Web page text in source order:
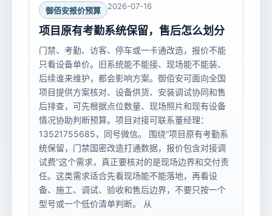
御佰安报价预算 2026-07-16
项目原有考勤系统保留，售后怎么划分
门禁、考勤、访客、停车或一卡通改造，报价不能
只看设备单价。旧系统能不能接、现场能不能装、
后续谁来维护，都会影响方案。御佰安可面向全国
项目提供方案核对、设备供货、安装调试协同和售
后排查，可先根据点位数量、现场照片和现有设备
情况协助判断预算。项目对接可联系董经理：
13521755685，同号微信。 围绕“项目原有考勤系
统保留，门禁国密改造打通数据，报价包含对接调
试费”这个需求，真正要核对的是现场边界和交付责
任。这类需求适合先看现场能不能落地，再看设
备、施工、调试、验收和售后边界，不要只按一个
型号或一个低价清单判断。 从